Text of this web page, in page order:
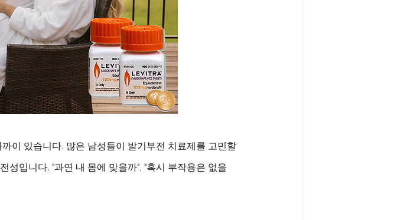
이 있습니다. 많은 남성들이 발기부전 치료제를 고민할
성입니다. "과연 내 몸에 맞을까", "혹시 부작용은 없을